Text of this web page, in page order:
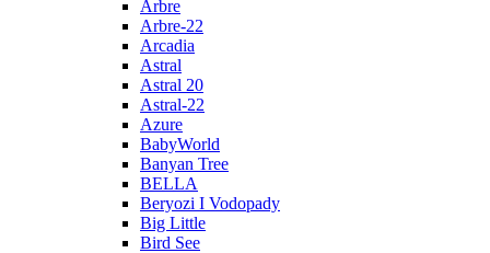
Arbre
Arbre-22
Arcadia
Astral
Astral 20
Astral-22
Azure
BabyWorld
Banyan Tree
BELLA
Beryozi I Vodopady
Big Little
Bird See